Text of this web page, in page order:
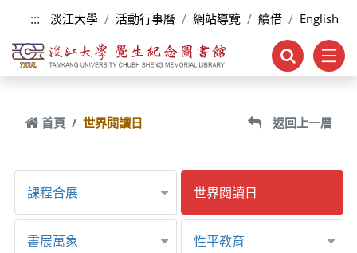
跳到主要內容
::: 淡江大學 活動行事曆 網站導覽 續借 English
首頁 世界閱讀日 返回上一層
課程合展 世界閱讀日
書展萬象 性平教育